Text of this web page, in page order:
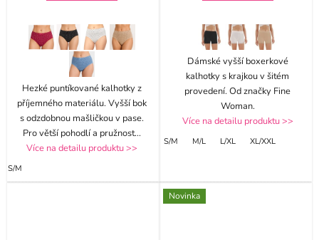
Hezké puntíkované kalhotky z
příjemného materiálu. Vyšší bok
s odzdobnou mašličkou v pase.
Pro větší pohodlí a pružnost...
Více na detailu produktu >>
S/M
Dámské vyšší boxerkové
kalhotky s krajkou v šitém
provedení. Od značky Fine
Woman.
Více na detailu produktu >>
S/M M/L L/XL XL/XXL
Novinka